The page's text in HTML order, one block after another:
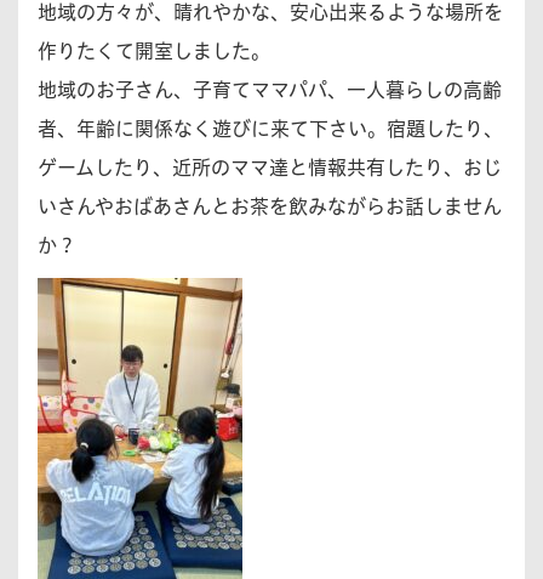
地域の方々が、晴れやかな、安心出来るような場所を
作りたくて開室しました。
地域のお子さん、子育てママパパ、一人暮らしの高齢
者、年齢に関係なく遊びに来て下さい。宿題したり、
ゲームしたり、近所のママ達と情報共有したり、おじ
いさんやおばあさんとお茶を飲みながらお話しません
か？